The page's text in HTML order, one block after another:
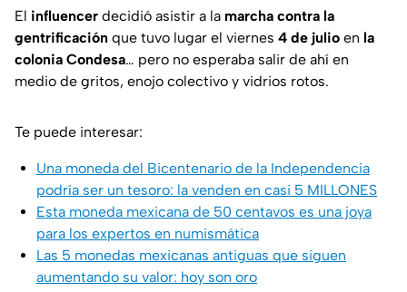
El influencer decidió asistir a la marcha contra la
gentrificación que tuvo lugar el viernes 4 de julio en la
colonia Condesa… pero no esperaba salir de ahí en
medio de gritos, enojo colectivo y vidrios rotos.
Te puede interesar:
Una moneda del Bicentenario de la Independencia
podría ser un tesoro: la venden en casi 5 MILLONES
Esta moneda mexicana de 50 centavos es una joya
para los expertos en numismática
Las 5 monedas mexicanas antiguas que siguen
aumentando su valor: hoy son oro